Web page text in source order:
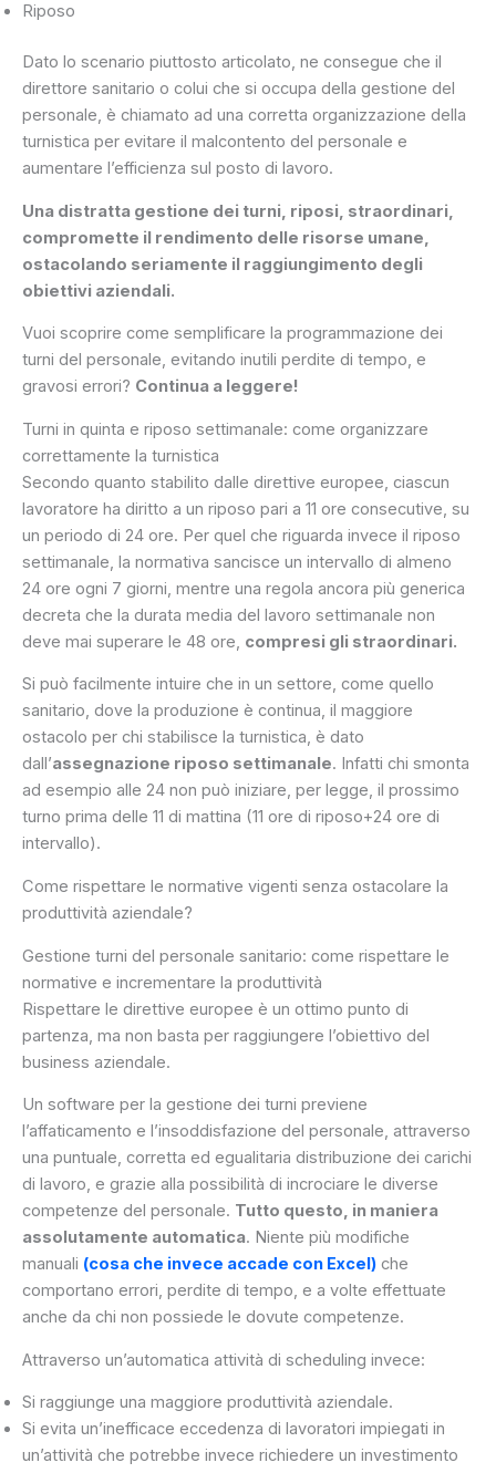
Riposo
Dato lo scenario piuttosto articolato, ne consegue che il
direttore sanitario o colui che si occupa della gestione del
personale, è chiamato ad una corretta organizzazione della
turnistica per evitare il malcontento del personale e
aumentare l’efficienza sul posto di lavoro.
Una distratta gestione dei turni, riposi, straordinari,
compromette il rendimento delle risorse umane,
ostacolando seriamente il raggiungimento degli
obiettivi aziendali.
Vuoi scoprire come semplificare la programmazione dei
turni del personale, evitando inutili perdite di tempo, e
gravosi errori? Continua a leggere!
Turni in quinta e riposo settimanale: come organizzare
correttamente la turnistica
Secondo quanto stabilito dalle direttive europee, ciascun
lavoratore ha diritto a un riposo pari a 11 ore consecutive, su
un periodo di 24 ore. Per quel che riguarda invece il riposo
settimanale, la normativa sancisce un intervallo di almeno
24 ore ogni 7 giorni, mentre una regola ancora più generica
decreta che la durata media del lavoro settimanale non
deve mai superare le 48 ore, compresi gli straordinari.
Si può facilmente intuire che in un settore, come quello
sanitario, dove la produzione è continua, il maggiore
ostacolo per chi stabilisce la turnistica, è dato
dall’assegnazione riposo settimanale. Infatti chi smonta
ad esempio alle 24 non può iniziare, per legge, il prossimo
turno prima delle 11 di mattina (11 ore di riposo+24 ore di
intervallo).
Come rispettare le normative vigenti senza ostacolare la
produttività aziendale?
Gestione turni del personale sanitario: come rispettare le
normative e incrementare la produttività
Rispettare le direttive europee è un ottimo punto di
partenza, ma non basta per raggiungere l’obiettivo del
business aziendale.
Un software per la gestione dei turni previene
l’affaticamento e l’insoddisfazione del personale, attraverso
una puntuale, corretta ed egualitaria distribuzione dei carichi
di lavoro, e grazie alla possibilità di incrociare le diverse
competenze del personale. Tutto questo, in maniera
assolutamente automatica. Niente più modifiche
manuali (cosa che invece accade con Excel) che
comportano errori, perdite di tempo, e a volte effettuate
anche da chi non possiede le dovute competenze.
Attraverso un’automatica attività di scheduling invece:
Si raggiunge una maggiore produttività aziendale.
Si evita un’inefficace eccedenza di lavoratori impiegati in
un’attività che potrebbe invece richiedere un investimento